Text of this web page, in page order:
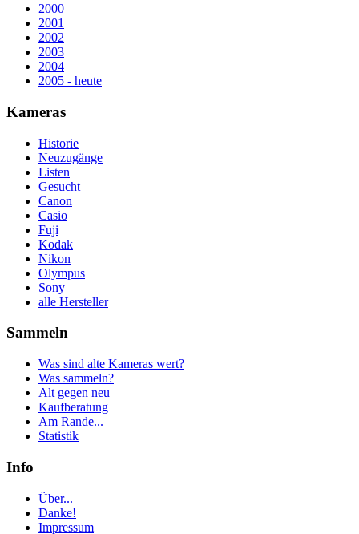
2000
2001
2002
2003
2004
2005 - heute
Kameras
Historie
Neuzugänge
Listen
Gesucht
Canon
Casio
Fuji
Kodak
Nikon
Olympus
Sony
alle Hersteller
Sammeln
Was sind alte Kameras wert?
Was sammeln?
Alt gegen neu
Kaufberatung
Am Rande...
Statistik
Info
Über...
Danke!
Impressum